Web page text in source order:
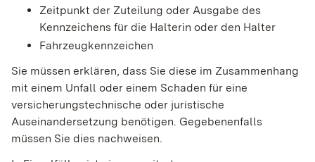
Zeitpunkt der Zuteilung oder Ausgabe des
Kennzeichens für die Halterin oder den Halter
Fahrzeugkennzeichen
Sie müssen erklären, dass Sie diese im Zusammenhang
mit einem Unfall oder einem Schaden für eine
versicherungstechnische oder juristische
Auseinandersetzung benötigen. Gegebenenfalls
müssen Sie dies nachweisen.